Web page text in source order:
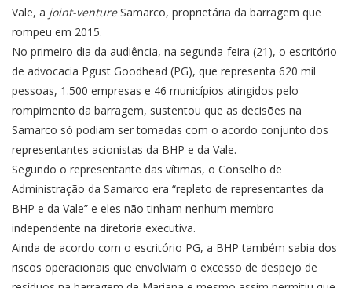
Vale, a joint-ventureSamarco, proprietária da barragem que
rompeu em 2015.
No primeiro dia da audiência, na segunda-feira (21), o escritório
de advocacia Pgust Goodhead (PG), que representa 620 mil
pessoas, 1.500 empresas e 46 municípios atingidos pelo
rompimento da barragem, sustentou que as decisões na
Samarco só podiam ser tomadas com o acordo conjunto dos
representantes acionistas da BHP e da Vale.
Segundo o representante das vítimas, o Conselho de
Administração da Samarco era “repleto de representantes da
BHP e da Vale” e eles não tinham nenhum membro
independente na diretoria executiva.
Ainda de acordo com o escritório PG, a BHP também sabia dos
riscos operacionais que envolviam o excesso de despejo de